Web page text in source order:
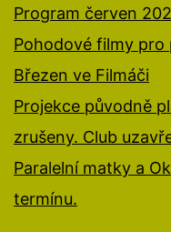
Program červen
Pohodové filmy pro
Březen ve Filmáči
Projekce původně
zrušeny. Club
Paralelní matky a
termínu.